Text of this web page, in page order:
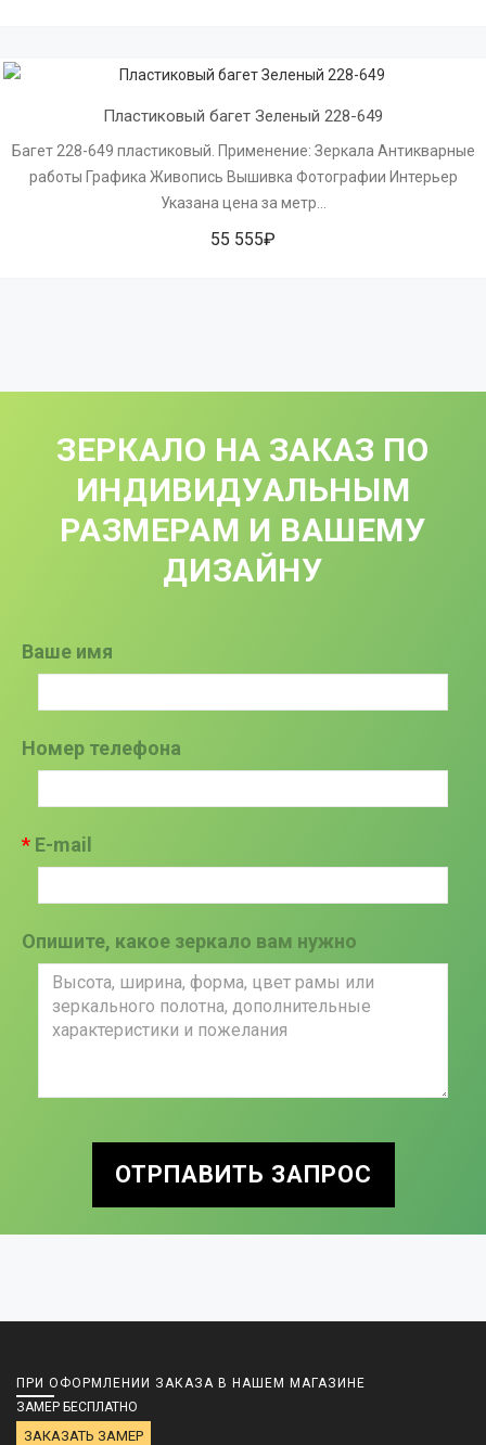
Пластиковый багет Зеленый 228-649
Багет 228-649 пластиковый. Применение: Зеркала Антикварные
работы Графика Живопись Вышивка Фотографии Интерьер
Указана цена за метр...
55 555₽
ЗЕРКАЛО НА ЗАКАЗ ПО
ИНДИВИДУАЛЬНЫМ
РАЗМЕРАМ И ВАШЕМУ
ДИЗАЙНУ
Ваше имя
Номер телефона
E-mail
Опишите, какое зеркало вам нужно
ОТРПАВИТЬ ЗАПРОС
ПРИ ОФОРМЛЕНИИ ЗАКАЗА В НАШЕМ МАГАЗИНЕ
ЗАМЕР БЕСПЛАТНО
ЗАКАЗАТЬ ЗАМЕР